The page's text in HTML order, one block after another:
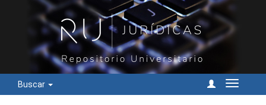
Buscar
Cambiar